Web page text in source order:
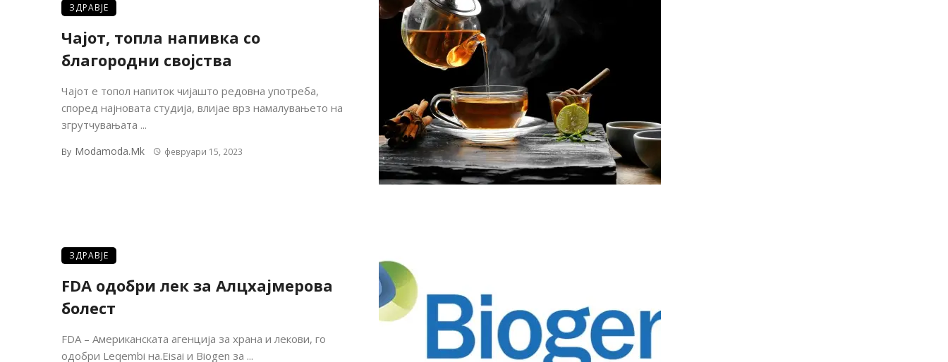
ЗДРАВЈЕ
Чајот, топла напивка со
благородни својства
Чајот е топол напиток чијашто редовна употреба,
според најновата студија, влијае врз намалувањето на
згрутчувањата ...
By Modamoda.mk февруари 15, 2023
ЗДРАВЈЕ
FDA одобри лек за Алцхајмерова
болест
FDA – Американската агенција за храна и лекови, го
одобри Leqembi на.Eisai и Biogen за ...